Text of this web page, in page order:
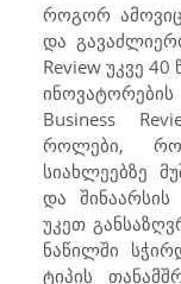
როგორ
და
Reviewუკვე 40
Business
როლები,
სიახლეებზე
და შინაარსის
უკეთ
ნაწილში
ტიპის